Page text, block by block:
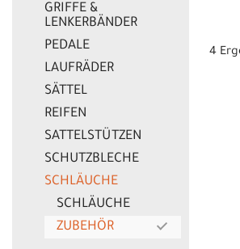
GRIFFE &
LENKERBÄNDER
PEDALE
LAUFRÄDER
SÄTTEL
REIFEN
SATTELSTÜTZEN
SCHUTZBLECHE
SCHLÄUCHE
SCHLÄUCHE
ZUBEHÖR
4